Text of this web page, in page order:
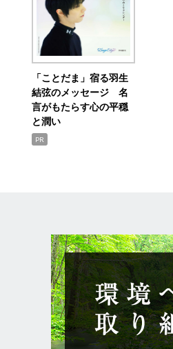
「ことだま」宿る羽生
結弦のメッセージ 名
言がもたらす心の平穏
と潤い
PR